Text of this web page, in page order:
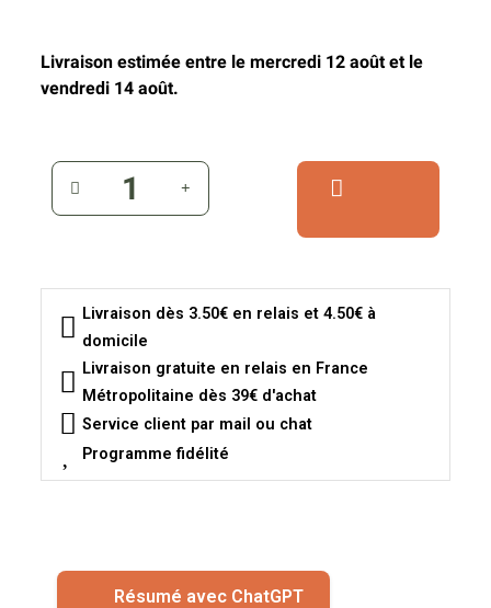
Livraison estimée entre le mercredi 12 août et le
vendredi 14 août.
Livraison dès 3.50€ en relais et 4.50€ à
domicile
Livraison gratuite en relais en France
Métropolitaine dès 39€ d'achat
Service client par mail ou chat
Programme fidélité
Résumé avec ChatGPT